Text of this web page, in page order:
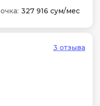
327 916 сум/мес
3 отзыва